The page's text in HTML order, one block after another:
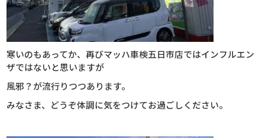
寒いのもあってか、再びマッハ車検五日市店ではインフルエン
ザではないと思いますが
風邪？が流行りつつあります。
みなさま、 どうぞ体調に気をつけてお過ごしください。